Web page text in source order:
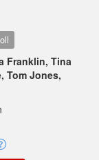
Franklin, Tina
Tom Jones,